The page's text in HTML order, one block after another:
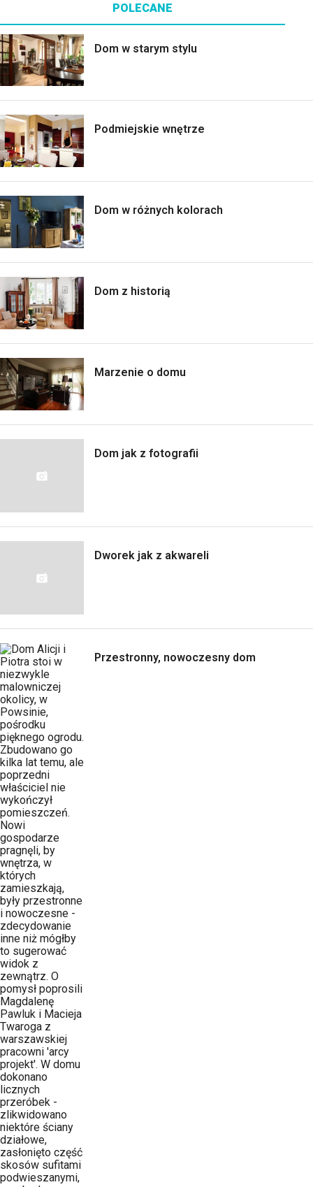
POLECANE
Dom w starym stylu
Podmiejskie wnętrze
Dom w różnych kolorach
Dom z historią
Marzenie o domu
Dom jak z fotografii
Dworek jak z akwareli
Przestronny, nowoczesny dom